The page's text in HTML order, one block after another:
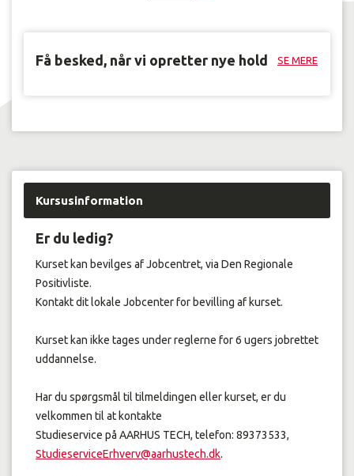
Få besked, når vi opretter nye hold SE MERE
Kursusinformation
Er du ledig?
Kurset kan bevilges af Jobcentret, via Den Regionale
Positivliste.
Kontakt dit lokale Jobcenter for bevilling af kurset.
Kurset kan ikke tages under reglerne for 6 ugers jobrettet
uddannelse.
Har du spørgsmål til tilmeldingen eller kurset, er du
velkommen til at kontakte
Studieservice på AARHUS TECH, telefon: 89373533,
StudieserviceErhverv@aarhustech.dk.